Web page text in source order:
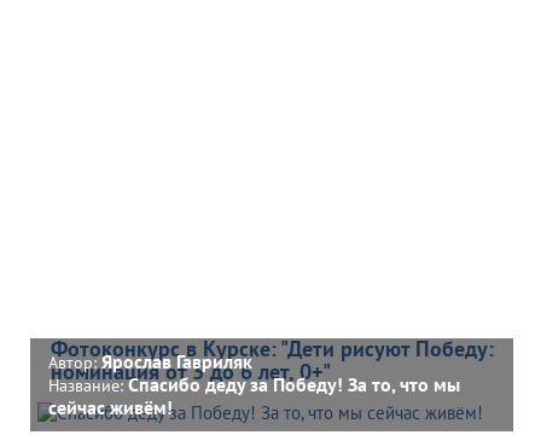
Фотоконкурс в Курске: "Дети рисуют Победу:
номинация от 3 до 6 лет, 0+"
Автор:Ярослав Гавриляк
Название:Спасибо деду за Победу! За то, что мы
сейчас живём!